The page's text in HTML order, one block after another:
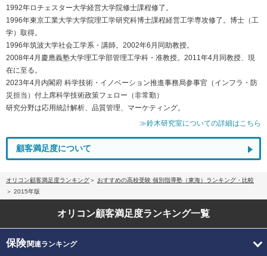
1992年ロチェスター大学経営大学院修士課程修了。
1996年東京工業大学大学院理工学研究科博士課程経営工学専攻修了。博士（工
学）取得。
1996年筑波大学社会工学系・講師。2002年6月同助教授。
2008年4月慶應義塾大学理工学部管理工学科・准教授。2011年4月同教授、現
在に至る。
2023年4月内閣府 科学技術・イノベーション推進事務局参事官（インフラ・防
災担当）付上席科学技術政策フェロー（非常勤）
研究分野は応用統計解析、品質管理、マーケティング。
≫鈴木研究室についての詳細はこちら
顧客満足度について
オリコン顧客満足度ランキング
おすすめの高校受験 個別指導塾（東海）ランキング・比較
2015年版
オリコン顧客満足度ランキング一覧
保険関連ランキング